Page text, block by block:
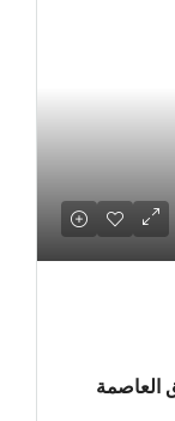
العاصمة